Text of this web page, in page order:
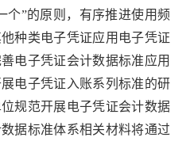
个”的原则，有序推进使用频
种类电子凭证应用电子凭证
电子凭证会计数据标准应用
电子凭证入账系列标准的研
规范开展电子凭证会计数据
据标准体系相关材料将通过